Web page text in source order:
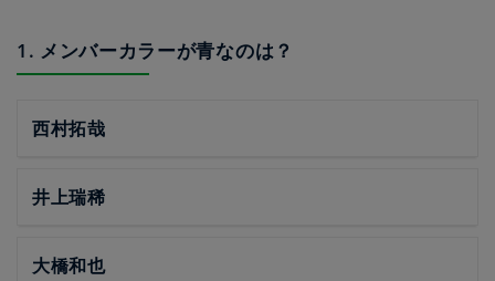
1. メンバーカラーが青なのは？
西村拓哉
井上瑞稀
大橋和也